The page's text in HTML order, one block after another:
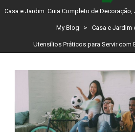
GUIA
COMPLETO
JARDINAGEM
E
ORGANIZAÇÃO
Casa e Jardim: Guia Completo de
My Blog > Casa e Jardim
Utensílios Práticos para Servir com